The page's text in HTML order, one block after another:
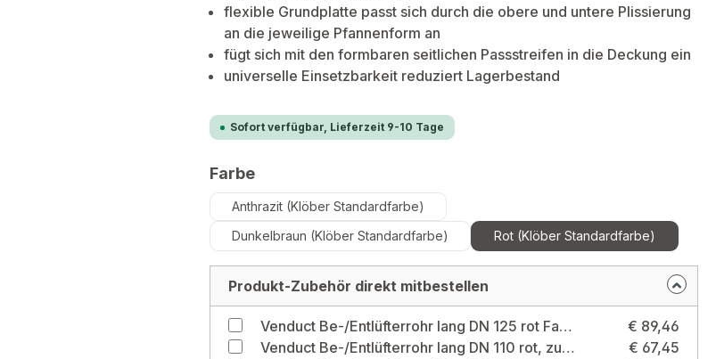
flexible Grundplatte passt sich durch die obere und untere Plissierung
an die jeweilige Pfannenform an
fügt sich mit den formbaren seitlichen Passstreifen in die Deckung ein
universelle Einsetzbarkeit reduziert Lagerbestand
Sofort verfügbar, Lieferzeit 9-10 Tage
Farbeauswählen
Anthrazit (Klöber Standardfarbe)
Dunkelbraun (Klöber Standardfarbe)
Rot (Klöber Standardfarbe)
Produkt-Zubehör direkt mitbestellen
Venduct Be-/Entlüfterrohr lang DN 125 rot Farbe: Rot (Klöber Standardfarbe)
€ 89,46
Venduct Be-/Entlüfterrohr lang DN 110 rot, zum Anschluss an DN 125 Ausführung: Unterrohr zum Anschluss an DN 125 / Durchmesser: Lüfterrohr DN 110 / konisches Unterrohr zum Anschluss an DN 125 / Farbe: Rot (Klöber Standardfarbe)
€ 67,45